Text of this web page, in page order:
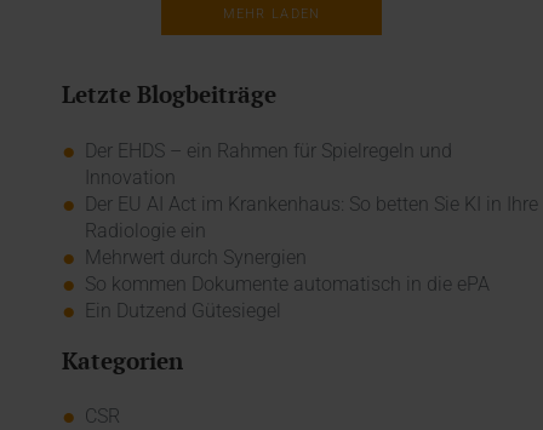
MEHR LADEN
Letzte Blogbeiträge
Der EHDS – ein Rahmen für Spielregeln und
Innovation
Der EU AI Act im Krankenhaus: So betten Sie KI in Ihre
Radiologie ein
Mehrwert durch Synergien
So kommen Dokumente automatisch in die ePA
Ein Dutzend Gütesiegel
Kategorien
CSR